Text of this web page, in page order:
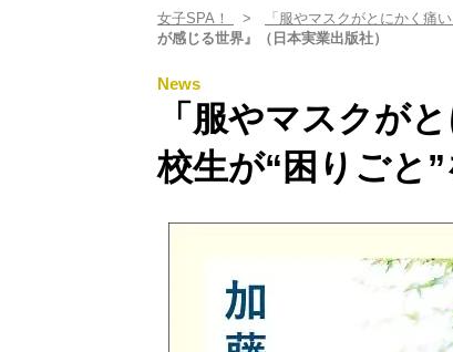
女子SPA！ 「服やマスクがとにかく痛
が感じる世界』（日本実業出版社）
News
「服やマスクが
校生が“困りごと